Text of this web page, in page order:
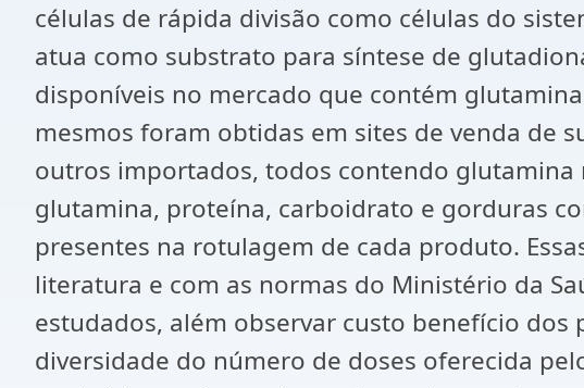
células de rápida divisão como células do
atua como substrato para síntese de
disponíveis no mercado que contém
mesmos foram obtidas em sites de venda de
outros importados, todos contendo
glutamina, proteína, carboidrato e gorduras
presentes na rotulagem de cada produto.
literatura e com as normas do Ministério da
estudados, além observar custo benefício
diversidade do número de doses oferecida